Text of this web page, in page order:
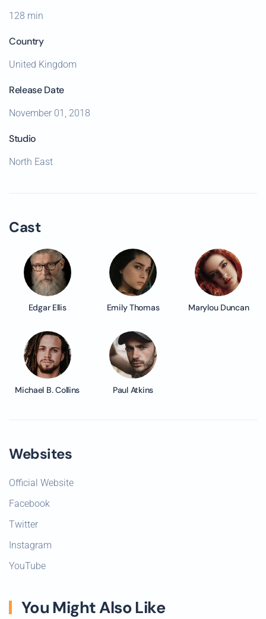
128 min
Country
United Kingdom
Release Date
November 01, 2018
Studio
North East
Cast
Edgar Ellis Emily Thomas Marylou Duncan
Michael B. Collins Paul Atkins
Websites
Official Website
Facebook
Twitter
Instagram
YouTube
You Might Also Like